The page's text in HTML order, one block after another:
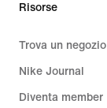
Risorse
Trova un negozio
Nike Journal
Diventa member